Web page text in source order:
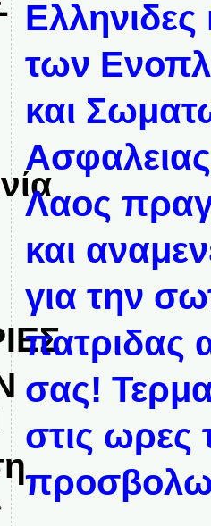
Ελληνιδες
των
και
Λαος
και
για την
πατριδας
σας!
στις